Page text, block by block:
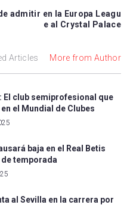
admitir en la Europa Leagu
e al Crystal Palace
Articles More from Author
El club semiprofesional que
el Mundial de Clubes
baja en el Real Betis
temporada
al Sevilla en la carrera por